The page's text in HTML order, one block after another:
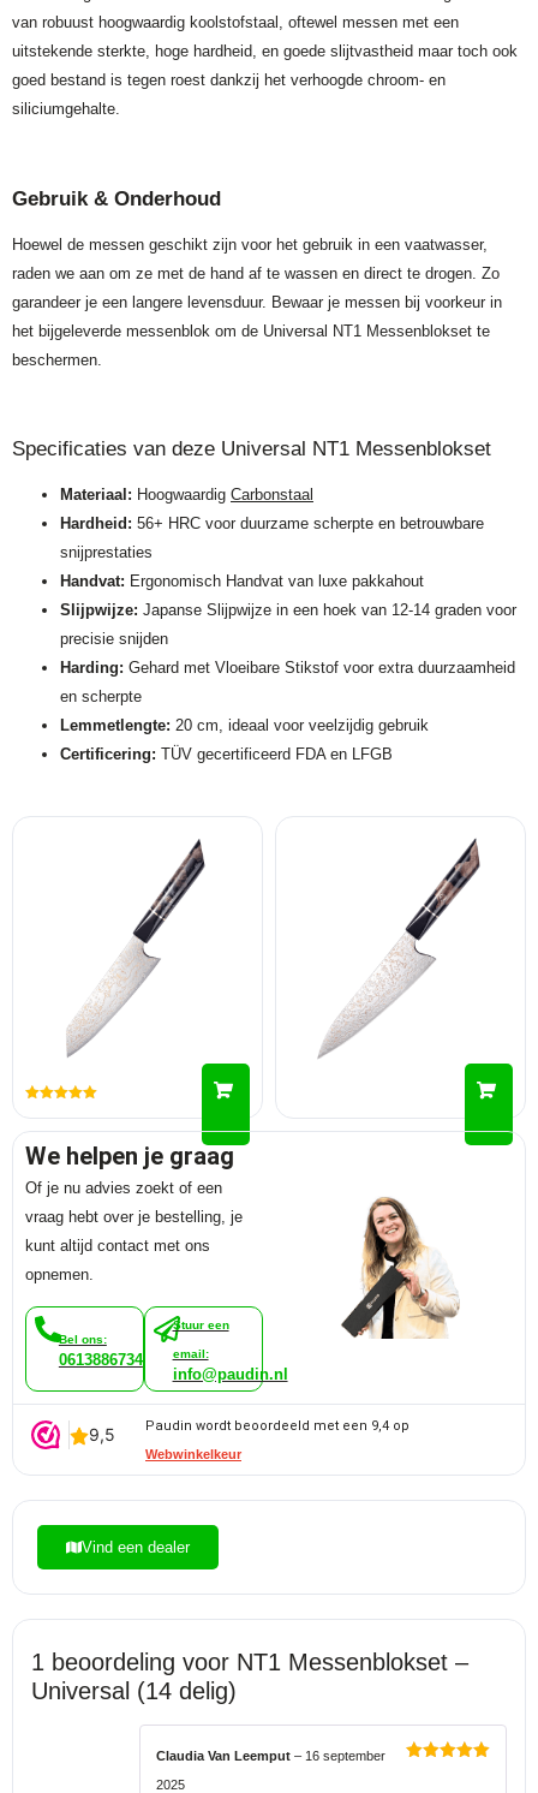
van robuust hoogwaardig koolstofstaal, oftewel messen met een
uitstekende sterkte, hoge hardheid, en goede slijtvastheid maar toch ook
goed bestand is tegen roest dankzij het verhoogde chroom- en
siliciumgehalte.
Gebruik & Onderhoud
Hoewel de messen geschikt zijn voor het gebruik in een vaatwasser,
raden we aan om ze met de hand af te wassen en direct te drogen. Zo
garandeer je een langere levensduur. Bewaar je messen bij voorkeur in
het bijgeleverde messenblok om de Universal NT1 Messenblokset te
beschermen.
Specificaties van deze Universal NT1 Messenblokset
Materiaal: Hoogwaardig Carbonstaal
Hardheid: 56+ HRC voor duurzame scherpte en betrouwbare
snijprestaties
Handvat: Ergonomisch Handvat van luxe pakkahout
Slijpwijze: Japanse Slijpwijze in een hoek van 12-14 graden voor
precisie snijden
Harding: Gehard met Vloeibare Stikstof voor extra duurzaamheid
en scherpte
Lemmetlengte: 20 cm, ideaal voor veelzijdig gebruik
Certificering: TÜV gecertificeerd FDA en LFGB
We helpen je graag
Of je nu advies zoekt of een
vraag hebt over je bestelling, je
kunt altijd contact met ons
opnemen.
Bel ons:
0613886734
Stuur een
email:
info@paudin.nl
Paudin wordt beoordeeld met een 9,4 op
Webwinkelkeur
Vind een dealer
1 beoordeling voor NT1 Messenblokset –
Universal (14 delig)
Claudia Van Leemput – 16 september
2025